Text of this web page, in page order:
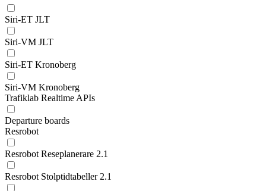
Siri-ET JLT
Siri-VM JLT
Siri-ET Kronoberg
Siri-VM Kronoberg
Trafiklab Realtime APIs
Departure boards
Resrobot
Resrobot Reseplanerare 2.1
Resrobot Stolptidtabeller 2.1